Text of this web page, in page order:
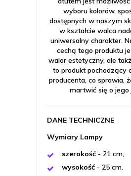
wyboru kolorów,
dostępnych w naszym
w kształcie walca
uniwersalny charakter.
cechą tego produktu
walor estetyczny, ale
to produkt pochodzący
producenta, co sprawia,
martwić się o jego
DANE TECHNICZNE
Wymiary Lampy
szerokość - 21 cm,
wysokość - 25 cm.